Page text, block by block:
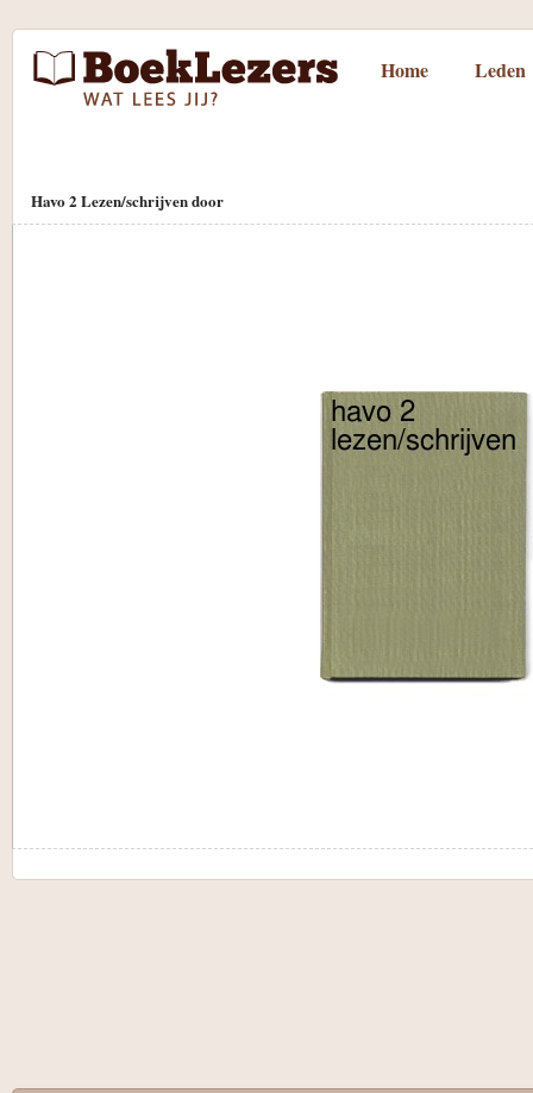
Home Leden
Havo 2 Lezen/schrijven door